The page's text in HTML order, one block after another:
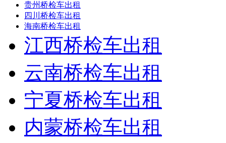
贵州桥检车出租
四川桥检车出租
海南桥检车出租
江西桥检车出租
云南桥检车出租
宁夏桥检车出租
内蒙桥检车出租